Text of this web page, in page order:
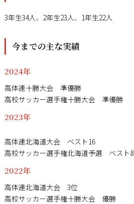
3年生34人、2年生23人、1年生22人
今までの主な実績
2024年
高体連十勝大会 準優勝
高校サッカー選手権十勝大会 準優勝
2023年
高体連北海道大会 ベスト16
高校サッカー選手権北海道予選 ベスト8
2022年
高体連北海道大会 3位
高校サッカー選手権十勝大会 優勝